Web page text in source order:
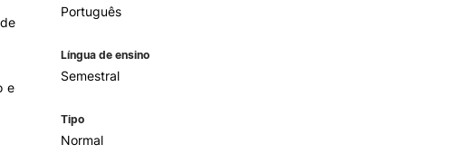
e
Português
Língua de ensino
Semestral
Tipo
Normal